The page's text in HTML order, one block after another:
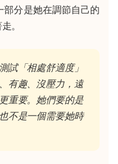
部分是她在調節自己的
。
試「相處舒適度」
有趣、沒壓力，遠
重要。她們要的是
不是一個需要她時